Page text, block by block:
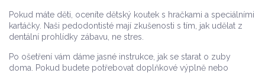
Pokud máte děti, oceníte dětský koutek s hračkami a speciálními
kartáčky. Naši pedodontisté mají zkušenosti s tím, jak udělat z
dentální prohlídky zábavu, ne stres.
Po ošetření vám dáme jasné instrukce, jak se starat o zuby
doma. Pokud budete potřebovat doplňkové výplně nebo